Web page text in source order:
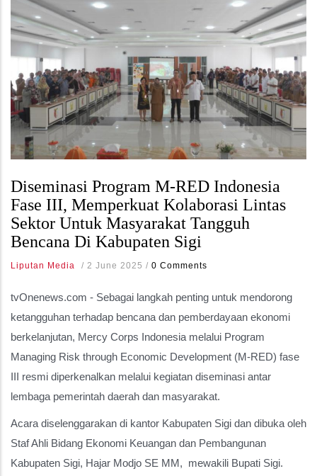
Diseminasi Program M-RED Indonesia
Fase III, Memperkuat Kolaborasi Lintas
Sektor Untuk Masyarakat Tangguh
Bencana Di Kabupaten Sigi
Liputan Media / 2 June 2025 / 0 Comments
tvOnenews.com - Sebagai langkah penting untuk mendorong
ketangguhan terhadap bencana dan pemberdayaan ekonomi
berkelanjutan, Mercy Corps Indonesia melalui Program
Managing Risk through Economic Development (M-RED) fase
III resmi diperkenalkan melalui kegiatan diseminasi antar
lembaga pemerintah daerah dan masyarakat.
Acara diselenggarakan di kantor Kabupaten Sigi dan dibuka oleh
Staf Ahli Bidang Ekonomi Keuangan dan Pembangunan
Kabupaten Sigi, Hajar Modjo SE MM, mewakili Bupati Sigi.